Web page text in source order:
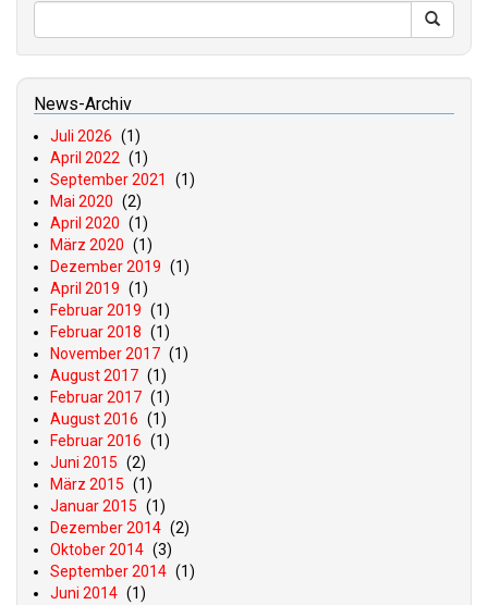
News-Archiv
Juli 2026 (1)
April 2022 (1)
September 2021
(1)
Mai 2020 (2)
April 2020 (1)
März 2020 (1)
Dezember 2019 (1)
April 2019 (1)
Februar 2019 (1)
Februar 2018 (1)
November 2017 (1)
August 2017 (1)
Februar 2017 (1)
August 2016 (1)
Februar 2016 (1)
Juni 2015 (2)
März 2015 (1)
Januar 2015 (1)
Dezember 2014 (2)
Oktober 2014 (3)
September 2014 (1)
Juni 2014 (1)